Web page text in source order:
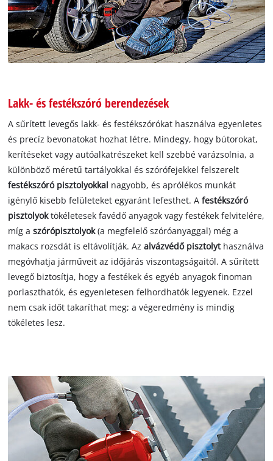
Lakk- és festékszóró berendezések
A sűrített levegős lakk- és festékszórókat használva egyenletes
és precíz bevonatokat hozhat létre. Mindegy, hogy bútorokat,
kerítéseket vagy autóalkatrészeket kell szebbé varázsolnia, a
különböző méretű tartályokkal és szórófejekkel felszerelt
festékszóró pisztolyokkal nagyobb, és aprólékos munkát
igénylő kisebb felületeket egyaránt lefesthet. Afestékszóró
pisztolyoktökéletesek favédő anyagok vagy festékek felvitelére,
míg aszórópisztolyok(a megfelelő szóróanyaggal) még a
makacs rozsdát is eltávolítják. Azalvázvédő pisztolyt használva
megóvhatja járműveit az időjárás viszontagságaitól. A sűrített
levegő biztosítja, hogy a festékek és egyéb anyagok finoman
porlaszthatók, és egyenletesen felhordhatók legyenek. Ezzel
nem csak időt takaríthat meg; a végeredmény is mindig
tökéletes lesz.